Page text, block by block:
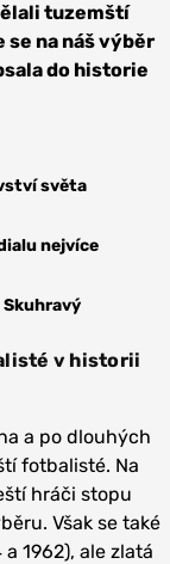
tuzemští
na náš výběr
do historie
světa
nejvíce
v historii
a po dlouhých
fotbalisté. Na
hráči stopu
Však se také
1962), ale zlatá